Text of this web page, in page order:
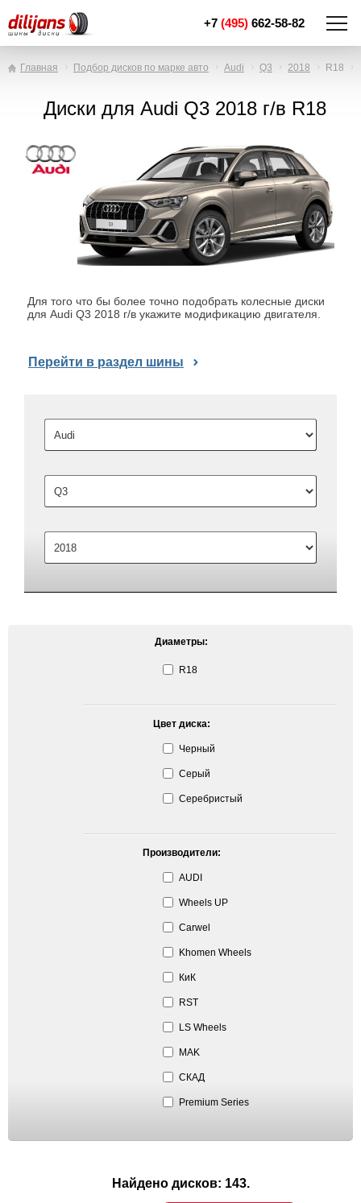
+7 (495) 662-58-82
Главная Подбор дисков по марке авто Audi Q3 2018 R18
Диски для Audi Q3 2018 г/в R18
Для того что бы более точно подобрать колесные диски
для Audi Q3 2018 г/в укажите модификацию двигателя.
Перейти в раздел шины
Диаметры:
R18
Цвет диска:
Черный
Серый
Серебристый
Производители:
AUDI
Wheels UP
Carwel
Khomen Wheels
КиК
RST
LS Wheels
MAK
СКАД
Premium Series
Найдено дисков: 143.